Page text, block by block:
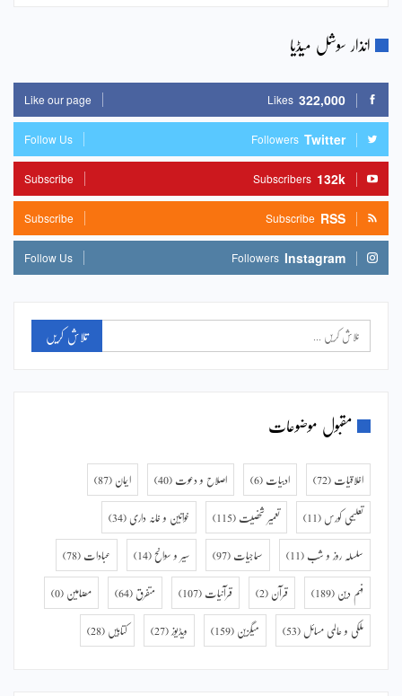
انذار سوشل میڈیا
322,000
Likes
Like our page
Twitter
Followers
Follow Us
132k
Subscribers
Subscribe
RSS
Subscribe
Subscribe
Instagram
Followers
Follow Us
مقبول موضوعات
اخلاقیات (72) ادبیات (6) اصلاح و دعوت (40) ایمان (87)
تعلیمی کورس (11) تعمیر شخصیت (115) خواتین و خانہ داری (34)
سلسلہ روز و شب (11) سماجیات (97) سیر و سوانح (14) عبادات (78)
فہم دین (189) قرآن (2) قرآنیات (107) متفرق (64) مضامین (0)
ملکی و عالمی مسائل (53) میگزین (159) ویڈیوز (27) کتابیں (28)